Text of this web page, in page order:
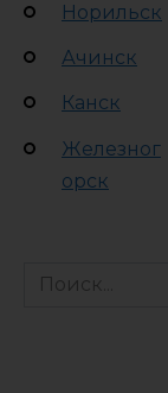
Норильск
Ачинск
Канск
Железног
орск
Search